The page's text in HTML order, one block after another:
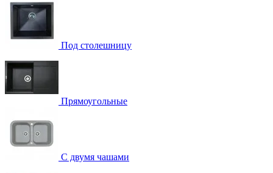
Под столешницу
Прямоугольные
С двумя чашами